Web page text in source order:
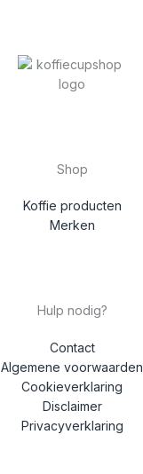
Shop
Koffie producten
Merken
Hulp nodig?
Contact
Algemene voorwaarden
Cookieverklaring
Disclaimer
Privacyverklaring